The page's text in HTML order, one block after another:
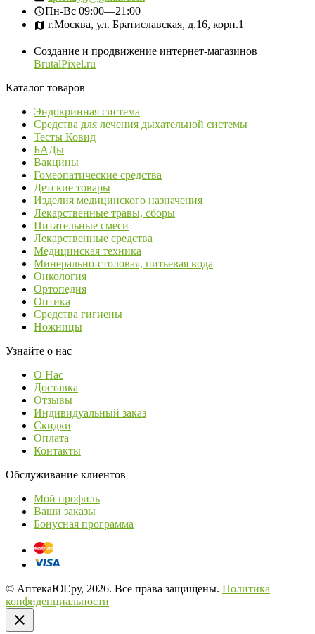
Пн-Вс 09:00—21:00
г.Москва, ул. Братиславская, д.16, корп.1
Создание и продвижение интернет-магазинов
BrutalPixel.ru
Каталог товаров
Эндокринная система
Средства для лечения дыхательной системы
Тесты Ковид
БАДы
Вакцины
Гомеопатические средства
Детские товары
Изделия медицинского назначения
Лекарственные травы, сборы
Питательные смеси
Лекарственные средства
Медицинская техника
Минерально-столовая, питьевая вода
Онкология
Ортопедия
Оптика
Средства гигиены
Ножницы
Узнайте о нас
О Нас
Доставка
Отзывы
Индивидуальный заказ
Скидки
Оплата
Контакты
Обслуживание клиентов
Мой профиль
Ваши заказы
Бонусная программа
© АптекаЮГ.ру, 2026. Все права защищены. Политика
конфиденциальности